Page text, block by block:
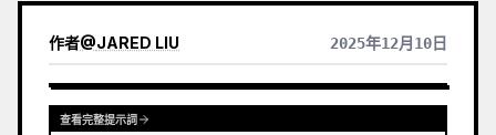
作者@JARED LIU 2025年12月10日
查看完整提示詞